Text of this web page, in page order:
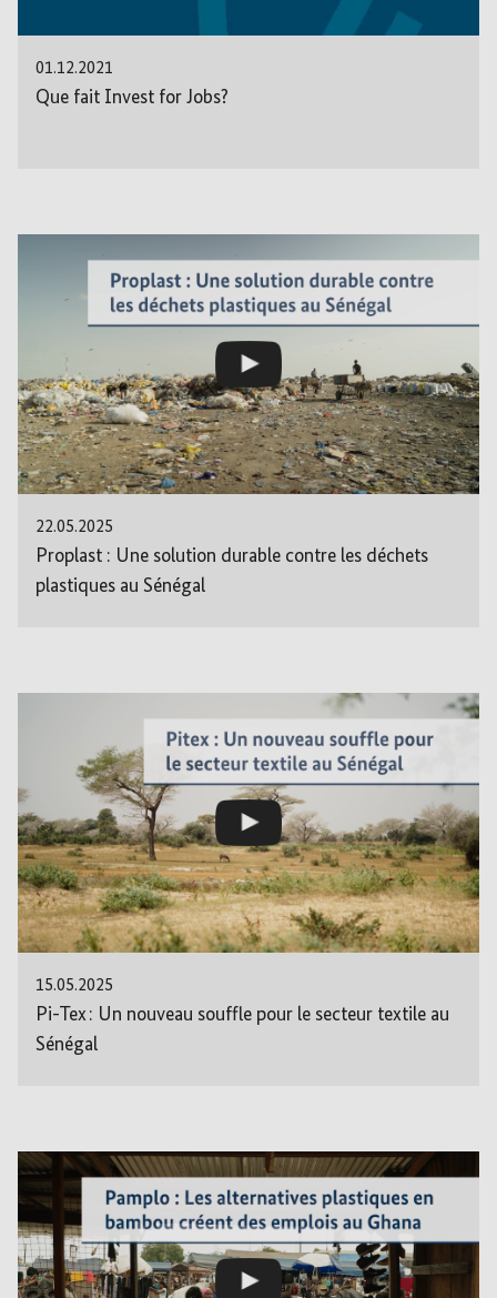
01.12.2021
Que fait Invest for Jobs?
22.05.2025
Proplast : Une solution durable contre les déchets
plastiques au Sénégal
15.05.2025
Pi-Tex : Un nouveau souffle pour le secteur textile au
Sénégal